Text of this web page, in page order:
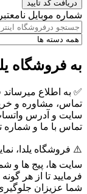
دریافت کد تایید
شماره موبایل
به فروشگاه
✅ به اطلاع میرساند
تماس، مشاوره و
سایت و آدرس
تماس با ما و
⚠️ فروشگاه یلدا،
سایت ها، پیج ها و
فرمایید تا از هر
شما عزیزان